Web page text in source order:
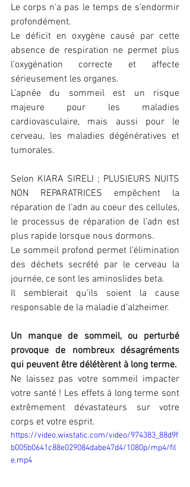
Le corps n'a pas le temps de s’endormir
profondément.
Le déficit en oxygène causé par cette
absence de respiration ne permet plus
l’oxygénation correcte et affecte
sérieusement les organes.
L’apnée du sommeil est un risque
majeure pour les maladies
cardiovasculaire, mais aussi pour le
cerveau, les maladies dégénératives et
tumorales.
Selon KIARA SIRELI ; PLUSIEURS NUITS
NON REPARATRICES empêchent la
réparation de l’adn au coeur des cellules,
le processus de réparation de l’adn est
plus rapide lorsque nous dormons.
Le sommeil profond permet l’élimination
des déchets secrété par le cerveau la
journée, ce sont les aminoslides beta.
Il semblerait qu'ils soient la cause
responsable de la maladie d’alzheimer.
Un manque de sommeil, ou perturbé
provoque de nombreux désagréments
qui peuvent être délétèrent à long terme.
Ne laissez pas votre sommeil impacter
votre santé ! Les effets à long terme sont
extrêmement dévastateurs sur votre
corps et votre esprit.
https://video.wixstatic.com/video/974383_88d9f
b005b0641c88e029084dabe47d4/1080p/mp4/fil
e.mp4